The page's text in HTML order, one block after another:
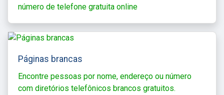
número de telefone gratuita online
Páginas brancas
Encontre pessoas por nome, endereço ou número
com diretórios telefônicos brancos gratuitos.